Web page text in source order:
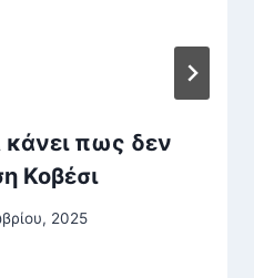
πως δεν
Κοβέσι
2025